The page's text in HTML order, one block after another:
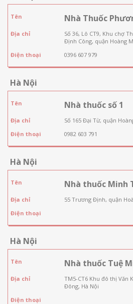
Tên Nhà Thuốc
Địa chỉ
Số 36, Lô CT9, Khu chợ
Định Công, quận Hoàng
Điện thoại
0396 607 979
Hà Nội
Tên Nhà thuốc số 1
Địa chỉ
Số 165 Đại Từ, quận
Điện thoại
0982 603 791
Hà Nội
Tên Nhà thuốc Minh
Địa chỉ
55 Trương Định, quận
Điện thoại
Hà Nội
Tên Nhà thuốc Tuệ
Địa chỉ
TM5-CT6 Khu đô thị Văn
Đông, Hà Nội
Điện thoại